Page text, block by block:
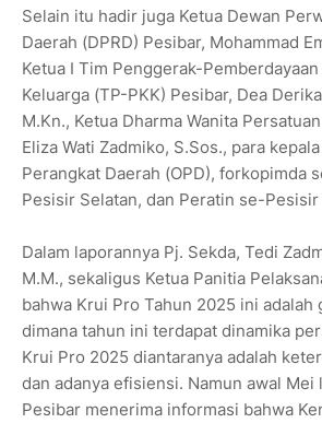
Selain itu hadir juga Ketua Dewan
Daerah (DPRD) Pesibar, Mohammad
Ketua I Tim Penggerak-
Keluarga (TP-PKK) Pesibar, Dea
M.Kn., Ketua Dharma Wanita
Eliza Wati Zadmiko, S.Sos., para
Perangkat Daerah (OPD), forkopimda
Pesisir Selatan, dan Peratin se-Pesisir
Dalam laporannya Pj. Sekda, Tedi
M.M., sekaligus Ketua Panitia
bahwa Krui Pro Tahun 2025 ini adalah
dimana tahun ini terdapat dinamika
Krui Pro 2025 diantaranya adalah
dan adanya efisiensi. Namun awal Mei
Pesibar menerima informasi bahwa